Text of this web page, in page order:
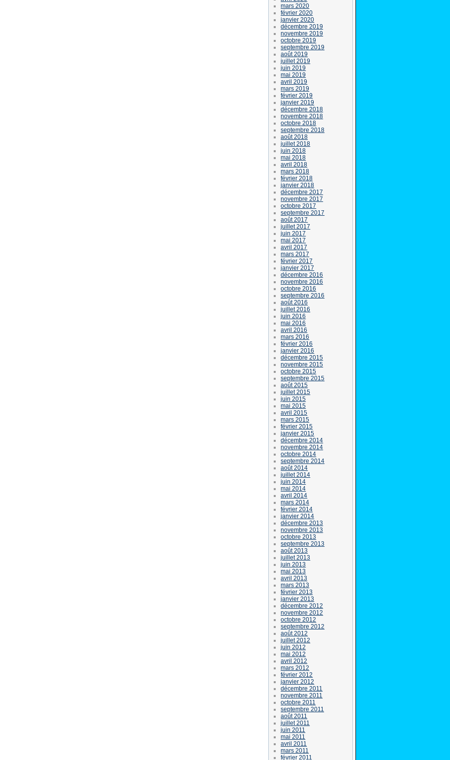
mars 2020
février 2020
janvier 2020
décembre 2019
novembre 2019
octobre 2019
septembre 2019
août 2019
juillet 2019
juin 2019
mai 2019
avril 2019
mars 2019
février 2019
janvier 2019
décembre 2018
novembre 2018
octobre 2018
septembre 2018
août 2018
juillet 2018
juin 2018
mai 2018
avril 2018
mars 2018
février 2018
janvier 2018
décembre 2017
novembre 2017
octobre 2017
septembre 2017
août 2017
juillet 2017
juin 2017
mai 2017
avril 2017
mars 2017
février 2017
janvier 2017
décembre 2016
novembre 2016
octobre 2016
septembre 2016
août 2016
juillet 2016
juin 2016
mai 2016
avril 2016
mars 2016
février 2016
janvier 2016
décembre 2015
novembre 2015
octobre 2015
septembre 2015
août 2015
juillet 2015
juin 2015
mai 2015
avril 2015
mars 2015
février 2015
janvier 2015
décembre 2014
novembre 2014
octobre 2014
septembre 2014
août 2014
juillet 2014
juin 2014
mai 2014
avril 2014
mars 2014
février 2014
janvier 2014
décembre 2013
novembre 2013
octobre 2013
septembre 2013
août 2013
juillet 2013
juin 2013
mai 2013
avril 2013
mars 2013
février 2013
janvier 2013
décembre 2012
novembre 2012
octobre 2012
septembre 2012
août 2012
juillet 2012
juin 2012
mai 2012
avril 2012
mars 2012
février 2012
janvier 2012
décembre 2011
novembre 2011
octobre 2011
septembre 2011
août 2011
juillet 2011
juin 2011
mai 2011
avril 2011
mars 2011
février 2011